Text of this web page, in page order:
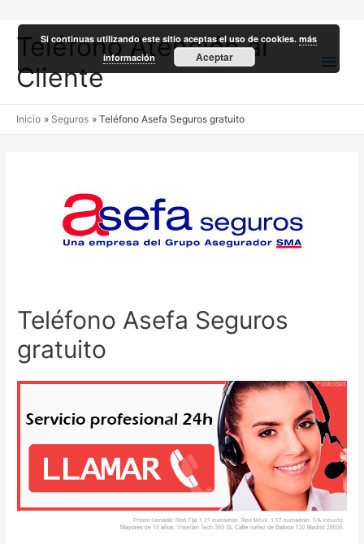
Teléfono Atención al
Cliente
Inicio Seguros Teléfono Asefa Seguros gratuito
Teléfono Asefa Seguros
gratuito
Si continuas utilizando este sitio aceptas el uso de cookies.más
información
Aceptar